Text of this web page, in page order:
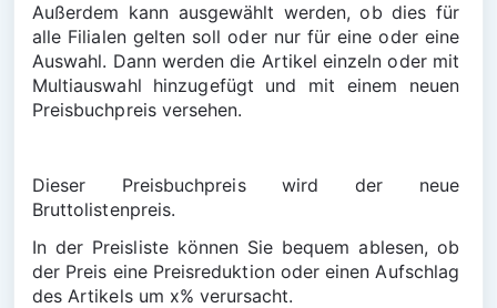
Außerdem kann ausgewählt werden, ob dies für
alle Filialen gelten soll oder nur für eine oder eine
Auswahl. Dann werden die Artikel einzeln oder mit
Multiauswahl hinzugefügt und mit einem neuen
Preisbuchpreis versehen.
Dieser Preisbuchpreis wird der neue
Bruttolistenpreis.
In der Preisliste können Sie bequem ablesen, ob
der Preis eine Preisreduktion oder einen Aufschlag
des Artikels um x% verursacht.